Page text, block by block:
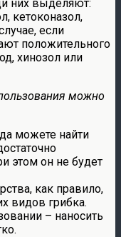
них выделяют:
кетоконазол,
если
положительного
хинозол или
можно
можете найти
этом он не будет
как правило,
видов грибка.
– наносить